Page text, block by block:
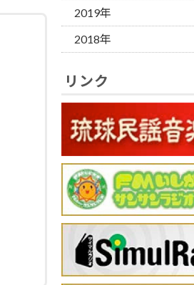
2019年
2018年
リンク